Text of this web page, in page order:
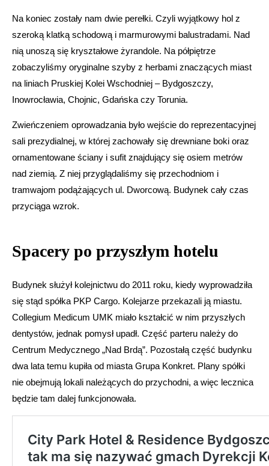
Na koniec zostały nam dwie perełki. Czyli wyjątkowy hol z
szeroką klatką schodową i marmurowymi balustradami. Nad
nią unoszą się kryształowe żyrandole. Na półpiętrze
zobaczyliśmy oryginalne szyby z herbami znaczących miast
na liniach Pruskiej Kolei Wschodniej – Bydgoszczy,
Inowrocławia, Chojnic, Gdańska czy Torunia.
Zwieńczeniem oprowadzania było wejście do reprezentacyjnej
sali prezydialnej, w której zachowały się drewniane boki oraz
ornamentowane ściany i sufit znajdujący się osiem metrów
nad ziemią. Z niej przyglądaliśmy się przechodniom i
tramwajom podążających ul. Dworcową. Budynek cały czas
przyciąga wzrok.
Spacery po przyszłym hotelu
Budynek służył kolejnictwu do 2011 roku, kiedy wyprowadziła
się stąd spółka PKP Cargo. Kolejarze przekazali ją miastu.
Collegium Medicum UMK miało kształcić w nim przyszłych
dentystów, jednak pomysł upadł. Część parteru należy do
Centrum Medycznego „Nad Brdą”. Pozostałą część budynku
dwa lata temu kupiła od miasta Grupa Konkret. Plany spółki
nie obejmują lokali należących do przychodni, a więc lecznica
będzie tam dalej funkcjonowała.